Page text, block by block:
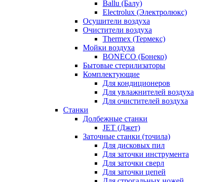
Ballu (Балу)
Electrolux (Электролюкс)
Осушители воздуха
Очистители воздуха
Thermex (Термекс)
Мойки воздуха
BONECO (Бонеко)
Бытовые стерилизаторы
Комплектующие
Для кондиционеров
Для увлажнителей воздуха
Для очистителей воздуха
Станки
Долбежные станки
JET (Джет)
Заточные станки (точила)
Для дисковых пил
Для заточки инструмента
Для заточки сверл
Для заточки цепей